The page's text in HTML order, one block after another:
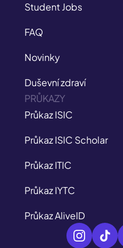
Student Jobs
FAQ
Novinky
Duševní zdraví
PRŮKAZY
Průkaz ISIC
Průkaz ISIC Scholar
Průkaz ITIC
Průkaz IYTC
Průkaz AliveID